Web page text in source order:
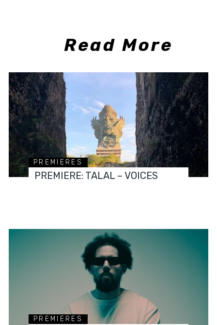
Read More
PREMIERES
PREMIERE: TALAL – VOICES
PREMIERES